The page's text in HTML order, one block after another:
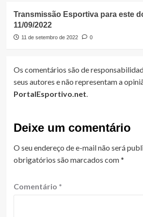
Transmissão Esportiva para este
11/09/2022
11 de setembro de 2022 0
Os comentários são de
seus autores e não representam a
PortalEsportivo.net.
Deixe um comentário
O seu endereço de e-mail não será
obrigatórios são marcados com*
Comentário *